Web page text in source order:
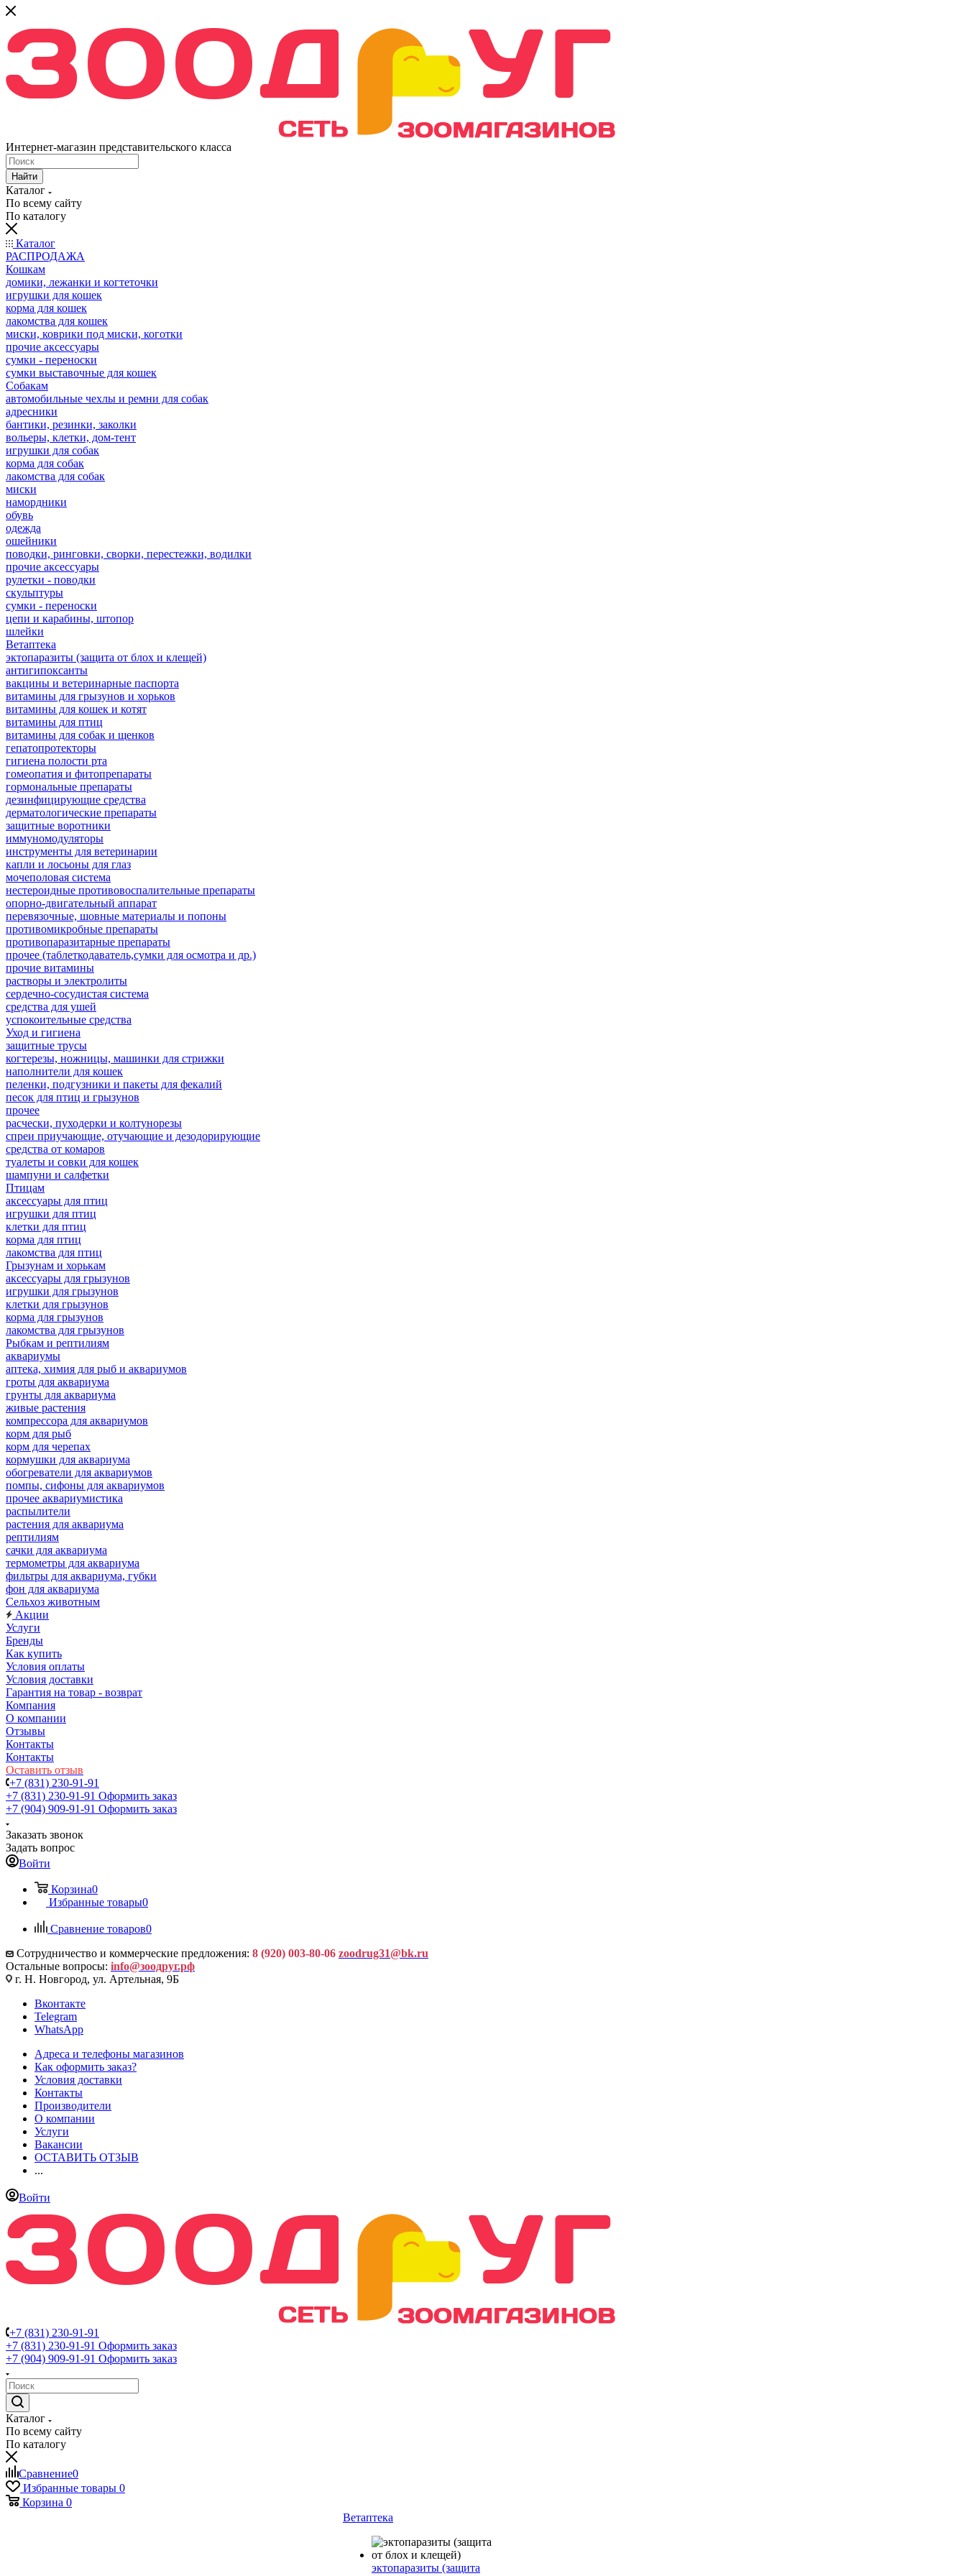
Интернет-магазин представительского класса
Найти
Каталог
По всему сайту
По каталогу
Каталог
РАСПРОДАЖА
Кошкам
домики, лежанки и когтеточки
игрушки для кошек
корма для кошек
лакомства для кошек
миски, коврики под миски, коготки
прочие аксессуары
сумки - переноски
сумки выставочные для кошек
Собакам
автомобильные чехлы и ремни для собак
адресники
бантики, резинки, заколки
вольеры, клетки, дом-тент
игрушки для собак
корма для собак
лакомства для собак
миски
намордники
обувь
одежда
ошейники
поводки, ринговки, сворки, перестежки, водилки
прочие аксессуары
рулетки - поводки
скульптуры
сумки - переноски
цепи и карабины, штопор
шлейки
Ветаптека
эктопаразиты (защита от блох и клещей)
антигипоксанты
вакцины и ветеринарные паспорта
витамины для грызунов и хорьков
витамины для кошек и котят
витамины для птиц
витамины для собак и щенков
гепатопротекторы
гигиена полости рта
гомеопатия и фитопрепараты
гормональные препараты
дезинфицирующие средства
дерматологические препараты
защитные воротники
иммуномодуляторы
инструменты для ветеринарии
капли и лосьоны для глаз
мочеполовая система
нестероидные противовоспалительные препараты
опорно-двигательный аппарат
перевязочные, шовные материалы и попоны
противомикробные препараты
противопаразитарные препараты
прочее (таблеткодаватель,сумки для осмотра и др.)
прочие витамины
растворы и электролиты
сердечно-сосудистая система
средства для ушей
успокоительные средства
Уход и гигиена
защитные трусы
когтерезы, ножницы, машинки для стрижки
наполнители для кошек
пеленки, подгузники и пакеты для фекалий
песок для птиц и грызунов
прочее
расчески, пуходерки и колтунорезы
спреи приучающие, отучающие и дезодорирующие
средства от комаров
туалеты и совки для кошек
шампуни и салфетки
Птицам
аксессуары для птиц
игрушки для птиц
клетки для птиц
корма для птиц
лакомства для птиц
Грызунам и хорькам
аксессуары для грызунов
игрушки для грызунов
клетки для грызунов
корма для грызунов
лакомства для грызунов
Рыбкам и рептилиям
аквариумы
аптека, химия для рыб и аквариумов
гроты для аквариума
грунты для аквариума
живые растения
компрессора для аквариумов
корм для рыб
корм для черепах
кормушки для аквариума
обогреватели для аквариумов
помпы, сифоны для аквариумов
прочее аквариумистика
распылители
растения для аквариума
рептилиям
сачки для аквариума
термометры для аквариума
фильтры для аквариума, губки
фон для аквариума
Сельхоз животным
Акции
Услуги
Бренды
Как купить
Условия оплаты
Условия доставки
Гарантия на товар - возврат
Компания
О компании
Отзывы
Контакты
Контакты
Оставить отзыв
+7 (831) 230-91-91
+7 (831) 230-91-91 Оформить заказ
+7 (904) 909-91-91 Оформить заказ
Заказать звонок
Задать вопрос
Войти
Корзина0
Избранные товары0
Сравнение товаров0
Сотрудничество и коммерческие предложения: 8 (920) 003-80-06 zoodrug31@bk.ru
Остальные вопросы: info@зоодруг.рф
г. Н. Новгород, ул. Артельная, 9Б
Вконтакте
Telegram
WhatsApp
Адреса и телефоны магазинов
Как оформить заказ?
Условия доставки
Контакты
Производители
О компании
Услуги
Вакансии
ОСТАВИТЬ ОТЗЫВ
...
Войти
+7 (831) 230-91-91
+7 (831) 230-91-91 Оформить заказ
+7 (904) 909-91-91 Оформить заказ
Каталог
По всему сайту
По каталогу
Сравнение0
Избранные товары 0
Корзина 0
Ветаптека
эктопаразиты (защита